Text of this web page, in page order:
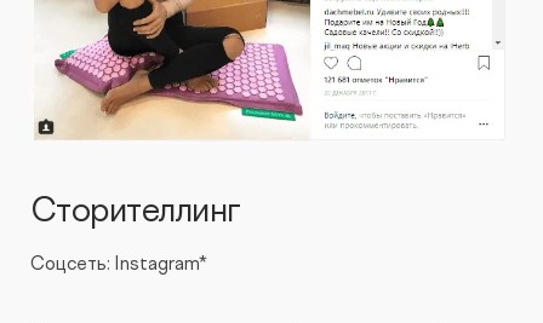
Сторителлинг
Соцсеть: Instagram*